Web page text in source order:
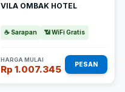
VILA OMBAK HOTEL
☕ Sarapan 📶 WiFi Gratis
HARGA MULAI
Rp 1.007.345 PESAN